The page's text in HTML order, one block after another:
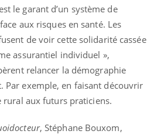
le garant d’un système de
aux risques en santé. Les
de voir cette solidarité cassée
assurantiel individuel »,
relancer la démographie
Par exemple, en faisant découvrir
rural aux futurs praticiens.
, Stéphane Bouxom,